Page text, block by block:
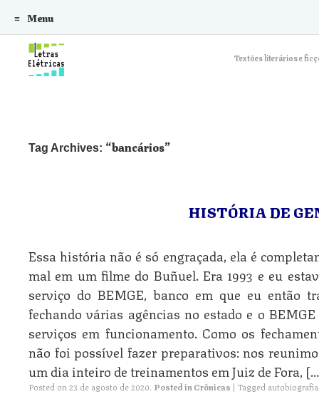
Textões literários e
Menu
Skip to content
Tag Archives: bancários
HISTÓRIA DE
Essa história não é só engraçada, ela é
mal em um filme do Buñuel. Era 1993 e eu
serviço do BEMGE, banco em que eu então
fechando várias agências no estado e o
serviços em funcionamento. Como os
não foi possível fazer preparativos: nos
um dia inteiro de treinamentos em Juiz de Fora,
Posted on 23 de agosto de 2020. Posted in Crônicas | Tagged autobiografia